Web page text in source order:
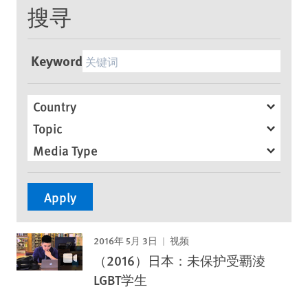
搜寻
Keyword
Country
Topic
Media Type
2016年 5月 3日 视频
（2016）日本：未保护受覇淩
LGBT学生